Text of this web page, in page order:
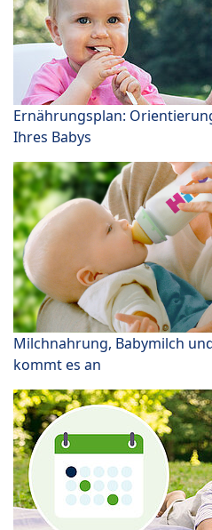
Ernährungsplan:
Ihres Babys
Milchnahrung, Babymilch
kommt es an